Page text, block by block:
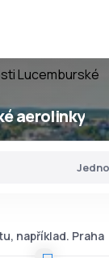
Lucemburské
aerolinky